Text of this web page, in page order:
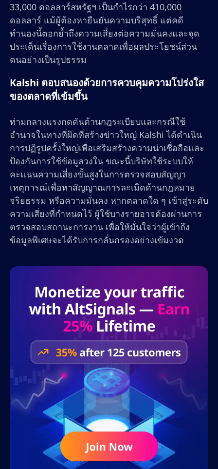
33,000 ดอลลาร์สหรัฐฯ เป็นกำไรกว่า 410,000
ดอลลาร์ แม้ผู้ต้องหายืนยันความบริสุทธิ์ แต่คดี
ทำนองนี้ตอกย้ำถึงความเสี่ยงต่อความมั่นคงและจุด
ประเด็นเรื่องการใช้งานตลาดเพื่อผลประโยชน์ส่วน
ตนอย่างเป็นรูปธรรม
Kalshi ตอบสนองด้วยการควบคุมความโปร่งใส
ของตลาดที่เข้มขึ้น
ท่ามกลางแรงกดดันด้านกฎระเบียบและกรณีใช้
อำนาจในทางที่ผิดที่สร้างข่าวใหญ่ Kalshi ได้ดำเนิน
การปฏิรูปครั้งใหญ่เพื่อเสริมสร้างความน่าเชื่อถือและ
ป้องกันการใช้ข้อมูลวงใน ขณะนี้บริษัทใช้ระบบให้
คะแนนความเสี่ยงขั้นสูงในการตรวจสอบสัญญา
เหตุการณ์เพื่อหาสัญญาณการละเมิดด้านกฎหมาย
จริยธรรม หรือความมั่นคง หากตลาดใด ๆ เข้าสู่ระดับ
ความเสี่ยงที่กำหนดไว้ ผู้ใช้บางรายอาจต้องผ่านการ
ตรวจสอบสถานะการงาน เพื่อให้มั่นใจว่าผู้เข้าถึง
ข้อมูลพิเศษจะได้รับการกลั่นกรองอย่างเข้มงวด